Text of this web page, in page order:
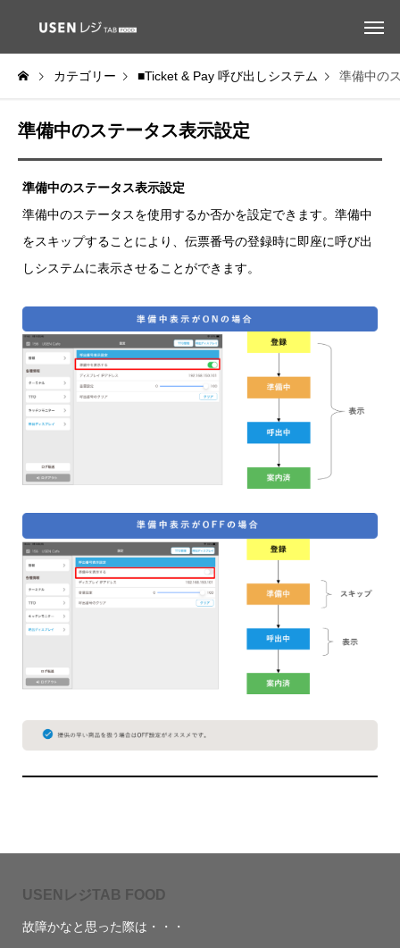
カテゴリー ■Ticket & Pay 呼び出しシステム 準備中の
準備中のステータス表示設定
準備中のステータス表示設定
準備中のステータスを使用するか否かを設定できます。準備中
をスキップすることにより、伝票番号の登録時に即座に呼び出
しシステムに表示させることができます。
USENレジTAB FOOD
故障かなと思った際は・・・